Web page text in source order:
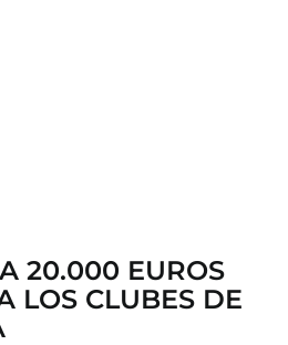
20.000 EUROS
LOS CLUBES DE